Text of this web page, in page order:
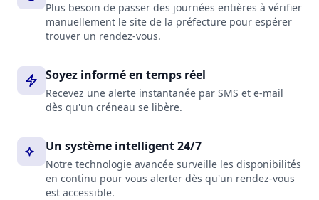
Plus besoin de passer des journées entières à vérifier
manuellement le site de la préfecture pour espérer
trouver un rendez-vous.
Soyez informé en temps réel
Recevez une alerte instantanée par SMS et e-mail
dès qu'un créneau se libère.
Un système intelligent 24/7
Notre technologie avancée surveille les disponibilités
en continu pour vous alerter dès qu'un rendez-vous
est accessible.